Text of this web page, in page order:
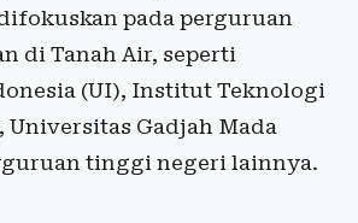
pada perguruan
di Tanah Air, seperti
(UI), Institut Teknologi
Universitas Gadjah Mada
tinggi negeri lainnya.